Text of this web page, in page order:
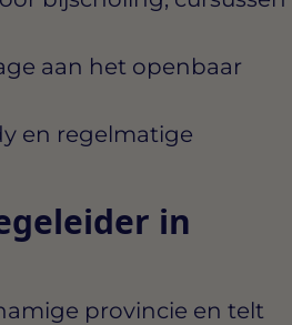
aan het openbaar
en regelmatige
in
provincie en telt